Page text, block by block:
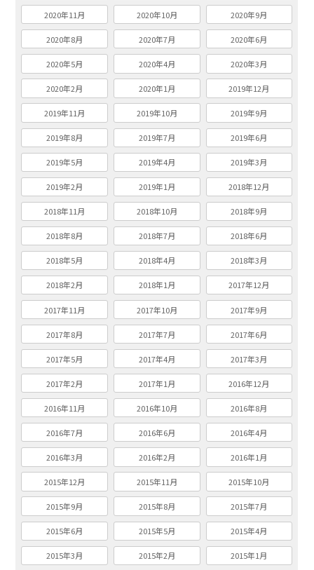
2020年11月 2020年10月 2020年9月
2020年8月 2020年7月 2020年6月
2020年5月 2020年4月 2020年3月
2020年2月 2020年1月 2019年12月
2019年11月 2019年10月 2019年9月
2019年8月 2019年7月 2019年6月
2019年5月 2019年4月 2019年3月
2019年2月 2019年1月 2018年12月
2018年11月 2018年10月 2018年9月
2018年8月 2018年7月 2018年6月
2018年5月 2018年4月 2018年3月
2018年2月 2018年1月 2017年12月
2017年11月 2017年10月 2017年9月
2017年8月 2017年7月 2017年6月
2017年5月 2017年4月 2017年3月
2017年2月 2017年1月 2016年12月
2016年11月 2016年10月 2016年8月
2016年7月 2016年6月 2016年4月
2016年3月 2016年2月 2016年1月
2015年12月 2015年11月 2015年10月
2015年9月 2015年8月 2015年7月
2015年6月 2015年5月 2015年4月
2015年3月 2015年2月 2015年1月